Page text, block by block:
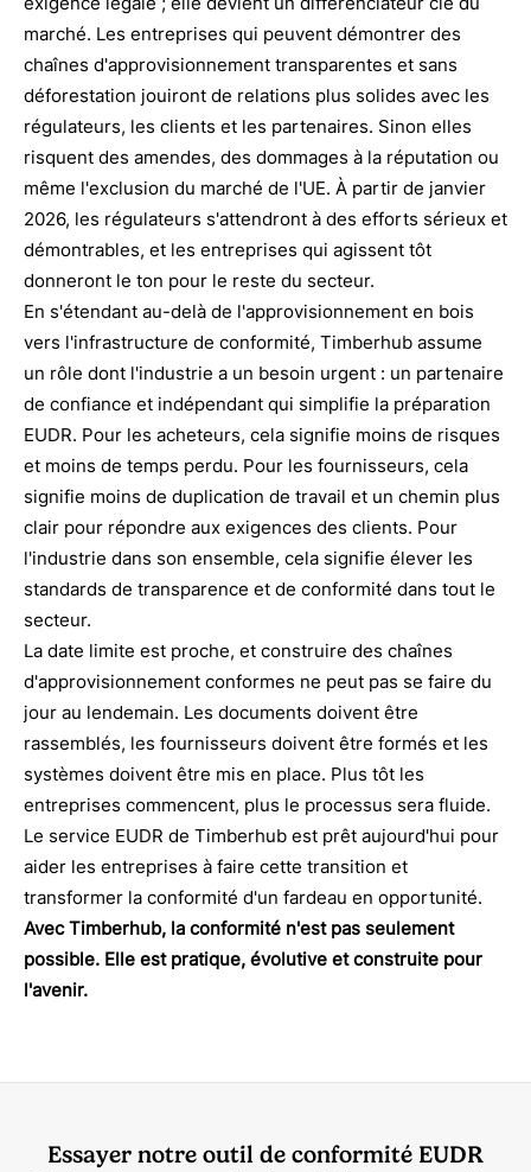
marché. Les entreprises qui peuvent démontrer des
chaînes d'approvisionnement transparentes et sans
déforestation jouiront de relations plus solides avec les
régulateurs, les clients et les partenaires. Sinon elles
risquent des amendes, des dommages à la réputation ou
même l'exclusion du marché de l'UE. À partir de janvier
2026, les régulateurs s'attendront à des efforts sérieux et
démontrables, et les entreprises qui agissent tôt
donneront le ton pour le reste du secteur.
En s'étendant au-delà de l'approvisionnement en bois
vers l'infrastructure de conformité, Timberhub assume
un rôle dont l'industrie a un besoin urgent : un partenaire
de confiance et indépendant qui simplifie la préparation
EUDR. Pour les acheteurs, cela signifie moins de risques
et moins de temps perdu. Pour les fournisseurs, cela
signifie moins de duplication de travail et un chemin plus
clair pour répondre aux exigences des clients. Pour
l'industrie dans son ensemble, cela signifie élever les
standards de transparence et de conformité dans tout le
secteur.
La date limite est proche, et construire des chaînes
d'approvisionnement conformes ne peut pas se faire du
jour au lendemain. Les documents doivent être
rassemblés, les fournisseurs doivent être formés et les
systèmes doivent être mis en place. Plus tôt les
entreprises commencent, plus le processus sera fluide.
Le service EUDR de Timberhub est prêt aujourd'hui pour
aider les entreprises à faire cette transition et
transformer la conformité d'un fardeau en opportunité.
Avec Timberhub, la conformité n'est pas seulement
possible. Elle est pratique, évolutive et construite pour
l'avenir.
Essayer notre outil de conformité EUDR